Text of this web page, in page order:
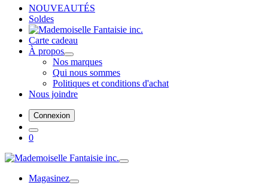
NOUVEAUTÉS
Soldes
Carte cadeau
À propos
Nos marques
Qui nous sommes
Politiques et conditions d'achat
Nous joindre
Connexion
0
Magasinez